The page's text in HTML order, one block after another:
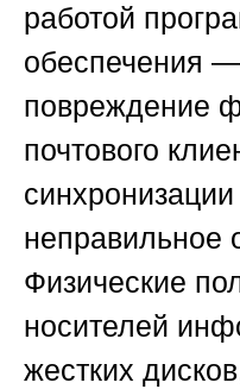
работой
обеспечения
повреждение
почтового
неправильное
Физические
носителей
жестких